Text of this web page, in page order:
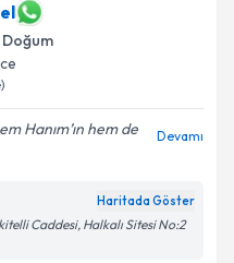
Doğum
Hanım’ın hem de
Devamı
Haritada Göster
Caddesi, Halkalı Sitesi No:2